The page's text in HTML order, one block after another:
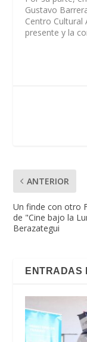
Gustavo
Centro Cultural
presente y la
ANTERIOR
Un finde con otro
de "Cine bajo la
Berazategui
ENTRADAS